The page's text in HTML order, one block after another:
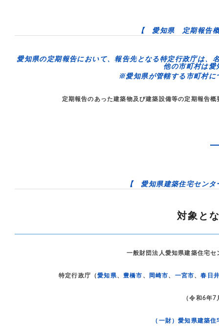
【 愛知県 定期報告
愛知県の定期報告において、報告先となる特定行政庁は、
他の市町村は愛
※愛知県が管轄する市町村に
定期報告のあった建築物及び建築設備等の定期報告
【 愛知県建築住宅セン
対象と
一般財団法人愛知県建築住宅
特定行政庁（愛知県、 豊橋市 、 岡崎市、 一宮市、春日
（令和6年
（一財）愛知県建築